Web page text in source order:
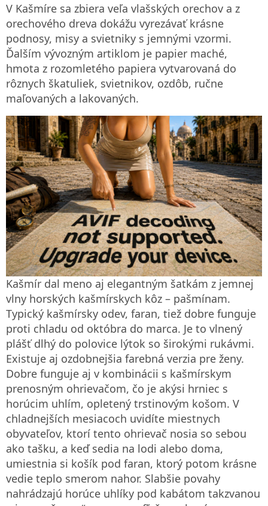
V Kašmíre sa zbiera veľa vlašských orechov a z
orechového dreva dokážu vyrezávať krásne
podnosy, misy a svietniky s jemnými vzormi.
Ďalším vývozným artiklom je papier maché,
hmota z rozomletého papiera vytvarovaná do
rôznych škatuliek, svietnikov, ozdôb, ručne
maľovaných a lakovaných.
Kašmír dal meno aj elegantným šatkám z jemnej
vlny horských kašmírskych kôz – pašmínam.
Typický kašmírsky odev, faran, tiež dobre funguje
proti chladu od októbra do marca. Je to vlnený
plášť dlhý do polovice lýtok so širokými rukávmi.
Existuje aj ozdobnejšia farebná verzia pre ženy.
Dobre funguje aj v kombinácii s kašmírskym
prenosným ohrievačom, čo je akýsi hrniec s
horúcim uhlím, opletený trstinovým košom. V
chladnejších mesiacoch uvidíte miestnych
obyvateľov, ktorí tento ohrievač nosia so sebou
ako tašku, a keď sedia na lodi alebo doma,
umiestnia si košík pod faran, ktorý potom krásne
vedie teplo smerom nahor. Slabšie povahy
nahrádzajú horúce uhlíky pod kabátom takzvanou